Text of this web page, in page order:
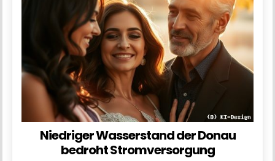
Niedriger Wasserstand der Donau
bedroht Stromversorgung